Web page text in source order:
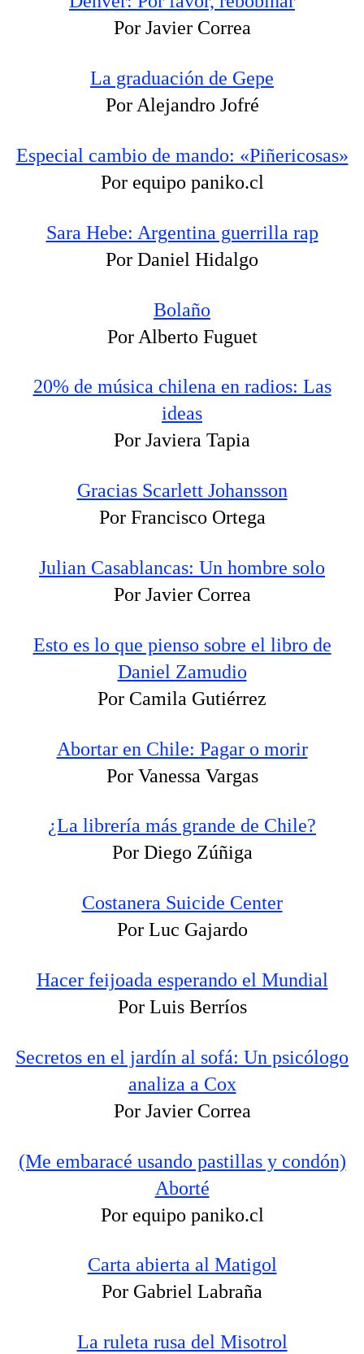
Por Javier Correa
La graduación de Gepe
Por Alejandro Jofré
Especial cambio de mando: «Piñericosas»
Por equipo paniko.cl
Sara Hebe: Argentina guerrilla rap
Por Daniel Hidalgo
Bolaño
Por Alberto Fuguet
20% de música chilena en radios: Las
ideas
Por Javiera Tapia
Gracias Scarlett Johansson
Por Francisco Ortega
Julian Casablancas: Un hombre solo
Por Javier Correa
Esto es lo que pienso sobre el libro de
Daniel Zamudio
Por Camila Gutiérrez
Abortar en Chile: Pagar o morir
Por Vanessa Vargas
¿La librería más grande de Chile?
Por Diego Zúñiga
Costanera Suicide Center
Por Luc Gajardo
Hacer feijoada esperando el Mundial
Por Luis Berríos
Secretos en el jardín al sofá: Un psicólogo
analiza a Cox
Por Javier Correa
(Me embaracé usando pastillas y condón)
Aborté
Por equipo paniko.cl
Carta abierta al Matigol
Por Gabriel Labraña
La ruleta rusa del Misotrol